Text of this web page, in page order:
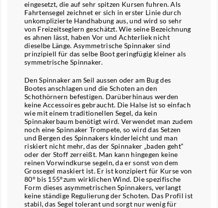
eingesetzt, die auf sehr spitzen Kursen fuhren. Als
Fahrtensegel zeichnet er sich in erster Linie durch
unkomplizierte Handhabung aus, und wird so sehr
von Freizeitseglern geschätzt. Wie seine Bezeichnung
es ahnen lässt, haben Vor und Achterliek nicht
dieselbe Länge. Asymmetrische Spinnaker sind
prinzipiell für das selbe Boot geringfügig kleiner als
symmetrische Spinnaker.
Den Spinnaker am Seil aussen oder am Bug des
Bootes anschlagen und die Schoten an den
Schothörnern befestigen. Darüberhinaus werden
keine Accessoires gebraucht. Die Halse ist so einfach
wie mit einem traditionellen Segel, da kein
Spinnakerbaum benötigt wird. Verwendet man zudem
noch eine Spinnaker Trompete, so wird das Setzen
und Bergen des Spinnakers kinderleicht und man
riskiert nicht mehr, das der Spinnaker „baden geht“
oder der Stoff zerreißt. Man kann hingegen keine
reinen Vorwindkurse segeln, da er sonst von dem
Grossegel maskiert ist. Er ist konzipiert für Kurse von
80° bis 155°zum wirklichen Wind. Die spezifische
Form dieses asymmetrischen Spinnakers, verlangt
keine ständige Regulierung der Schoten. Das Profil ist
stabil, das Segel tolerant und sorgt nur wenig für